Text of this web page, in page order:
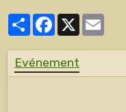
PartagerFacebook
Evénement